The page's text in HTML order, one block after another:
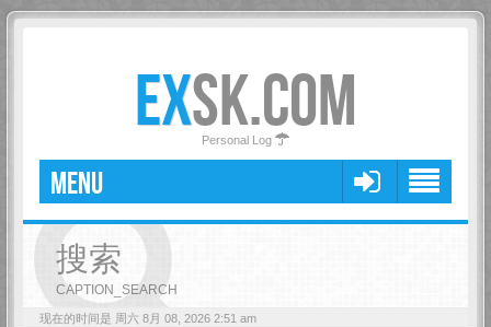
EXSK.COM
Personal Log
MENU
搜索
CAPTION_SEARCH
现在的时间是 周六 8月 08, 2026 2:51 am